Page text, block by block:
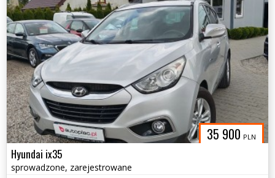
35 900 PLN
Hyundai ix35
sprowadzone, zarejestrowane